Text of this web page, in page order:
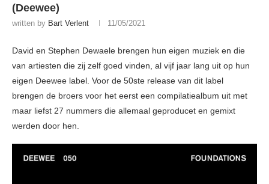
(Deewee)
written by Bart Verlent 11/05/2021
David en Stephen Dewaele brengen hun eigen muziek en die
van artiesten die zij zelf goed vinden, al vijf jaar lang uit op hun
eigen Deewee label. Voor de 50ste release van dit label
brengen de broers voor het eerst een compilatiealbum uit met
maar liefst 27 nummers die allemaal geproducet en gemixt
werden door hen.